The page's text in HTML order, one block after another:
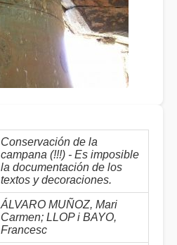
Conservación de la
campana (!!!) - Es imposible
la documentación de los
textos y decoraciones.
ÁLVARO MUÑOZ, Mari
Carmen; LLOP i BAYO,
Francesc